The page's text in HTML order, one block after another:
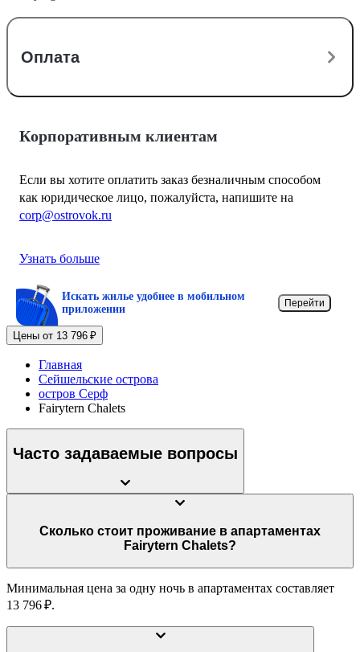
Оплата
Корпоративным клиентам
Если вы хотите оплатить заказ безналичным способом
как юридическое лицо, пожалуйста, напишите на
corp@ostrovok.ru
Узнать больше
Искать жилье удобнее в мобильном
приложении
Перейти
Цены от 13 796 ₽
Главная
Сейшельские острова
остров Серф
Fairytern Chalets
Часто задаваемые вопросы
Сколько стоит проживание в апартаментах
Fairytern Chalets?
Минимальная цена за одну ночь в апартаментах составляет
13 796 ₽.